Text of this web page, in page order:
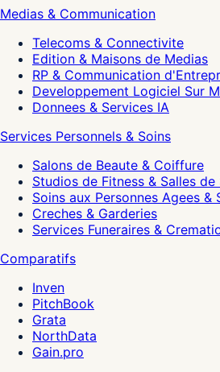
Medias & Communication
Telecoms & Connectivite
Edition & Maisons de Medias
RP & Communication
Developpement Logiciel Sur
Donnees & Services IA
Services Personnels & Soins
Salons de Beaute & Coiffure
Studios de Fitness & Salles
Soins aux Personnes Agees &
Creches & Garderies
Services Funeraires &
Comparatifs
Inven
PitchBook
Grata
NorthData
Gain.pro